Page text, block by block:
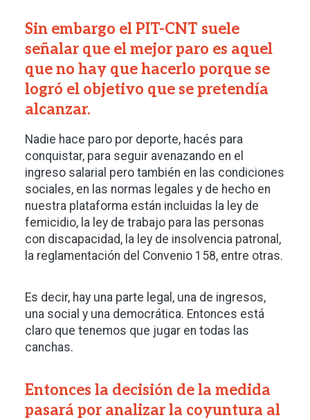
Sin embargo el PIT-CNT suele
señalar que el mejor paro es aquel
que no hay que hacerlo porque se
logró el objetivo que se pretendía
alcanzar.
Nadie hace paro por deporte, hacés para
conquistar, para seguir avenazando en el
ingreso salarial pero también en las condiciones
sociales, en las normas legales y de hecho en
nuestra plataforma están incluidas la ley de
femicidio, la ley de trabajo para las personas
con discapacidad, la ley de insolvencia patronal,
la reglamentación del Convenio 158, entre otras.
Es decir, hay una parte legal, una de ingresos,
una social y una democrática. Entonces está
claro que tenemos que jugar en todas las
canchas.
Entonces la decisión de la medida
pasará por analizar la coyuntura al